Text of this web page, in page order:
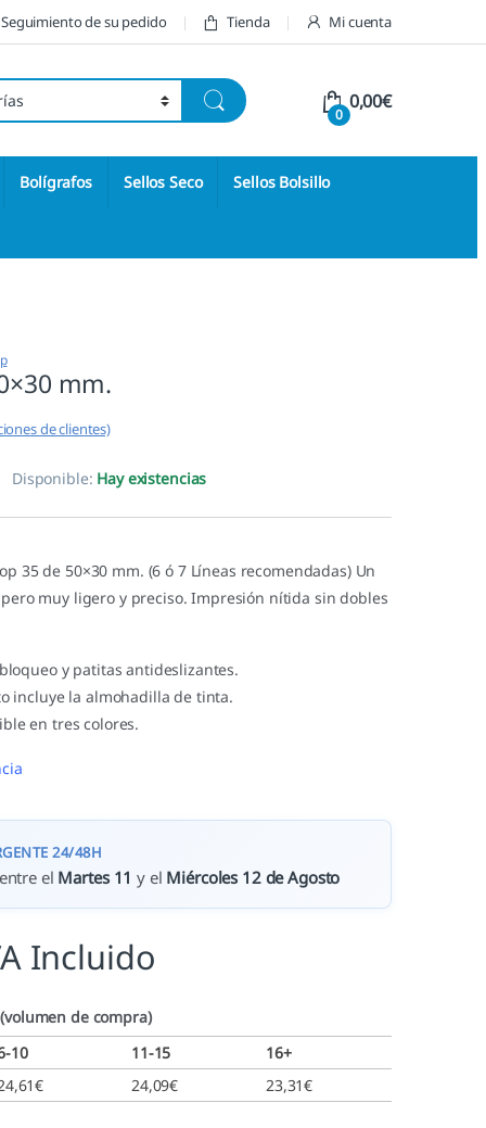
Seguimiento de su pedido Tienda Mi cuenta
0
0,00€
Bolígrafos Sellos Seco Sellos Bolsillo
mm.
de clientes)
Disponible: Hay existencias
35 de 50×30 mm. (6 ó 7 Líneas recomendadas) Un
muy ligero y preciso. Impresión nítida sin dobles
y patitas antideslizantes.
incluye la almohadilla de tinta.
en tres colores.
24/48H
el Martes 11 y el Miércoles 12 de Agosto
Incluido
de compra)
10 11-15
16+
€ 24,09€ 23,31€